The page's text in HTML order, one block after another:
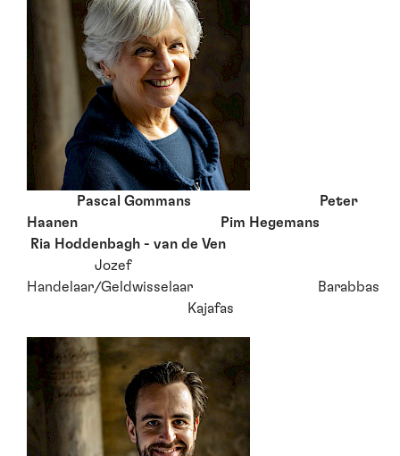
Pascal Gommans Peter
Haanen Pim Hegemans
Ria Hoddenbagh - van de Ven
Jozef
Handelaar/Geldwisselaar Barabbas
Kajafas